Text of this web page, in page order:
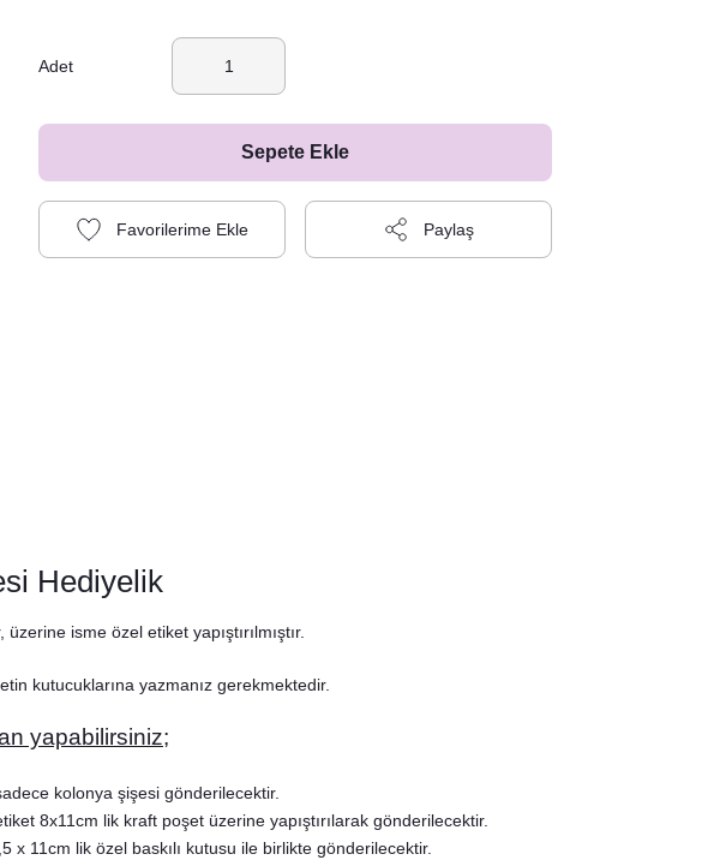
Adet
Sepete Ekle
Paylaş
Hediyelik
isme özel etiket yapıştırılmıştır.
kutucuklarına yazmanız gerekmektedir.
yapabilirsiniz;
kolonya şişesi gönderilecektir.
8x11cm lik kraft poşet üzerine yapıştırılarak gönderilecektir.
x 11cm lik özel baskılı kutusu ile birlikte gönderilecektir.